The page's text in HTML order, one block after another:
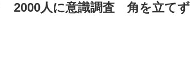
2000人に意識調査 角を立てず